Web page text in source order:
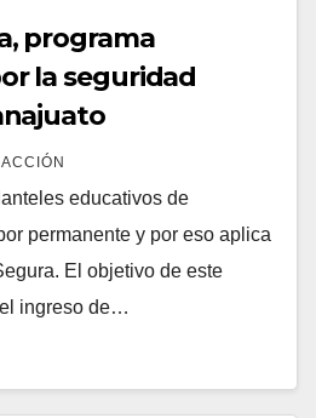
programa
la seguridad
educativos de
permanente y por eso aplica
El objetivo de este
ingreso de…